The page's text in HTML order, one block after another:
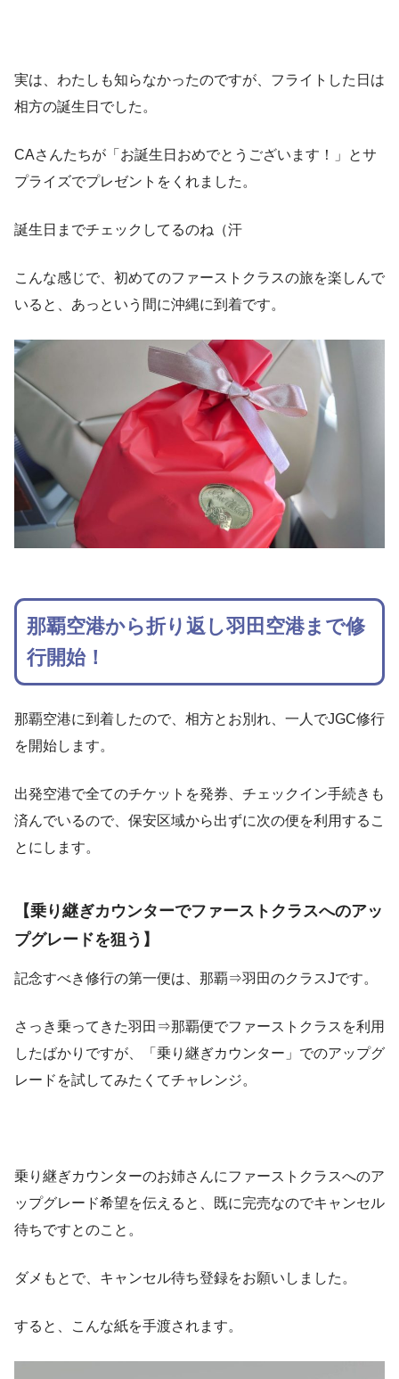
実は、わたしも知らなかったのですが、フライトした日は
相方の誕生日でした。
CAさんたちが「お誕生日おめでとうございます！」とサ
プライズでプレゼントをくれました。
誕生日までチェックしてるのね（汗
こんな感じで、初めてのファーストクラスの旅を楽しんで
いると、あっという間に沖縄に到着です。
那覇空港から折り返し羽田空港まで修
行開始！
那覇空港に到着したので、相方とお別れ、一人でJGC修行
を開始します。
出発空港で全てのチケットを発券、チェックイン手続きも
済んでいるので、保安区域から出ずに次の便を利用するこ
とにします。
【乗り継ぎカウンターでファーストクラスへのアッ
プグレードを狙う】
記念すべき修行の第一便は、那覇⇒羽田のクラスJです。
さっき乗ってきた羽田⇒那覇便でファーストクラスを利用
したばかりですが、「乗り継ぎカウンター」でのアップグ
レードを試してみたくてチャレンジ。
乗り継ぎカウンターのお姉さんにファーストクラスへのア
ップグレード希望を伝えると、既に完売なのでキャンセル
待ちですとのこと。
ダメもとで、キャンセル待ち登録をお願いしました。
すると、こんな紙を手渡されます。